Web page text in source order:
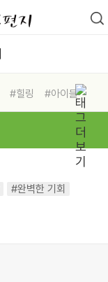
#힐링
#아이들
#완벽한 기회